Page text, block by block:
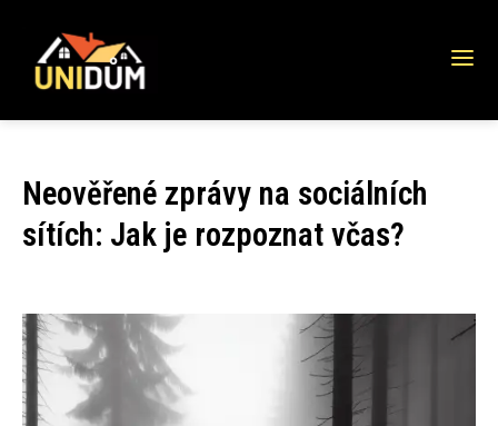
Neověřené zprávy na sociálních
sítích: Jak je rozpoznat včas?